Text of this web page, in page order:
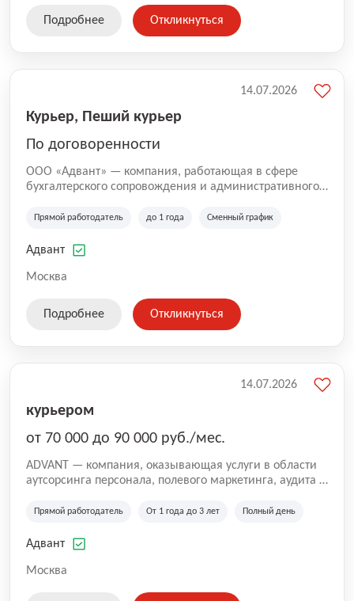
Подробнее Откликнуться
Курьер, Пеший курьер
По договоренности
ООО «Адвант» — компания, работающая в сфере
бухгалтерского сопровождения и административного
зарегистрирована в Санкт-Петербурге и
лиц и коммерческих организаций.
Прямой работодатель до 1 года Сменный график
Адвант
Москва
14.07.2026
Подробнее Откликнуться
курьером
от 70 000 до 90 000 руб./мес.
ADVANT — компания, оказывающая услуги в области
аутсорсинга персонала, полевого маркетинга, аудита и
региональных клиентов. Мы работаем на рынке с
Казахстана и Беларуси, сотрудничая с компаниями из
Прямой работодатель От 1 года до 3 лет Полный день
Адвант
Москва
14.07.2026